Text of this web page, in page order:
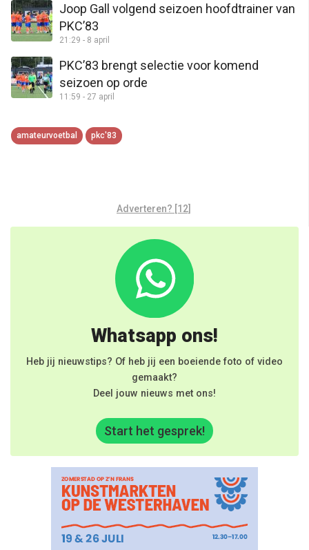
Joop Gall volgend seizoen hoofdtrainer van
PKC’83
21:29 - 8 april
PKC’83 brengt selectie voor komend
seizoen op orde
11:59 - 27 april
amateurvoetbal pkc'83
Adverteren? [12]
Whatsapp ons!
Heb jij nieuwstips? Of heb jij een boeiende foto of video
gemaakt?
Deel jouw nieuws met ons!
Start het gesprek!